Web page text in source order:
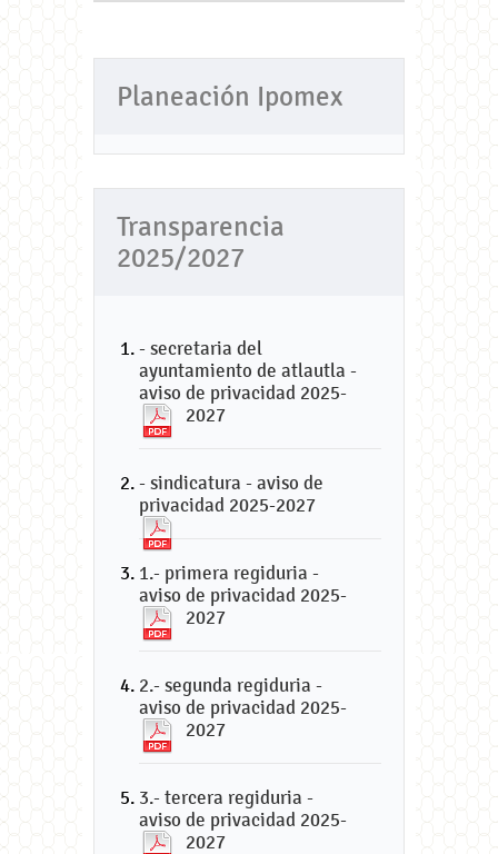
Planeación Ipomex
Transparencia
2025/2027
- secretaria del
ayuntamiento de atlautla -
aviso de privacidad 2025-
2027
- sindicatura - aviso de
privacidad 2025-2027
1.- primera regiduria -
aviso de privacidad 2025-
2027
2.- segunda regiduria -
aviso de privacidad 2025-
2027
3.- tercera regiduria -
aviso de privacidad 2025-
2027